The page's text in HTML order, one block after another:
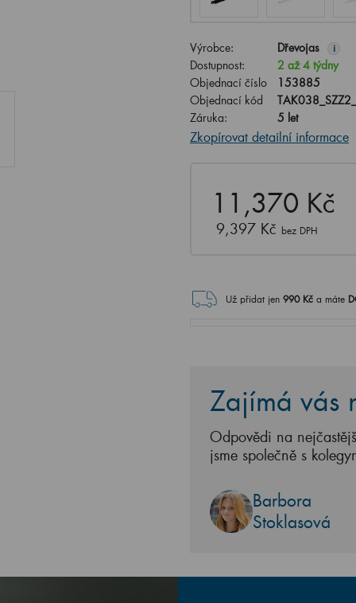
Výrobce: Dřevojas i
Dostupnost:
2 až 4 týdny
Objednací číslo
153885
Objednací kód
Záruka:
5 let
Zkopírovat detailní informace
11,370 Kč
9,397 Kč bez DPH
Už přidat jen 990Kč a máte
Zajímá vás
Odpovědi na
jsme společně s
Barbora
Stoklasová